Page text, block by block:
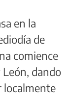
en la
de
comience
León, dando
localmente